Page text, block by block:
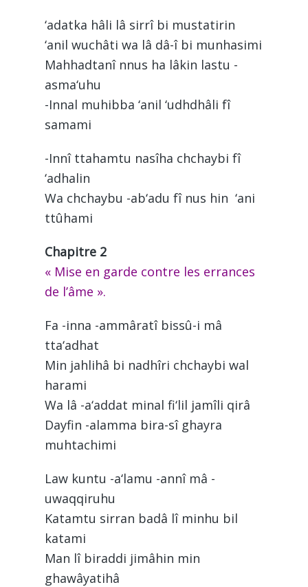
‘adatka hâli lâ sirrî bi mustatirin
‘anil wuchâti wa lâ dâ-î bi munhasimi
Mahhadtanî nnus ha lâkin lastu -
asma‘uhu
-Innal muhibba ‘anil ‘udhdhâli fî
samami
-Innî ttahamtu nasîha chchaybi fî
‘adhalin
Wa chchaybu -ab‘adu fî nus hin ‘ani
ttûhami
Chapitre 2
« Mise en garde contre les errances
de l’âme ».
Fa -inna -ammâratî bissû-i mâ
tta‘adhat
Min jahlihâ bi nadhîri chchaybi wal
harami
Wa lâ -a‘addat minal fi‘lil jamîli qirâ
Dayfin -alamma bira-sî ghayra
muhtachimi
Law kuntu -a‘lamu -annî mâ -
uwaqqiruhu
Katamtu sirran badâ lî minhu bil
katami
Man lî biraddi jimâhin min
ghawâyatihâ